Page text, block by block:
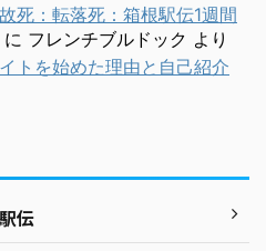
死：転落死：箱根駅伝1週間
に フレンチブルドック より
トを始めた理由と自己紹介
伝